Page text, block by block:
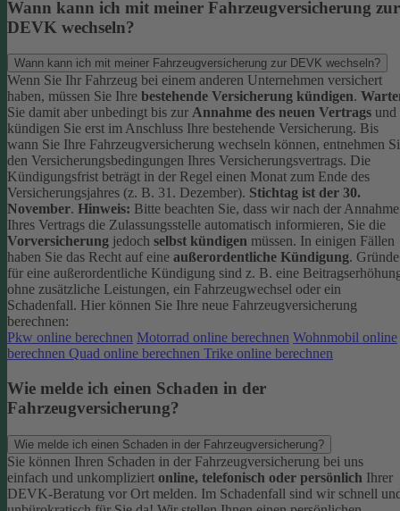
Wann kann ich mit meiner Fahrzeugversicherung zur
DEVK wechseln?
Wann kann ich mit meiner Fahrzeugversicherung zur DEVK wechseln?
Wenn Sie Ihr Fahrzeug bei einem anderen Unternehmen versichert
haben, müssen Sie Ihre bestehende Versicherung kündigen.
Sie damit aber unbedingt bis zur Annahme des neuen Vertrags und
kündigen Sie erst im Anschluss Ihre bestehende Versicherung. Bis
wann Sie Ihre Fahrzeugversicherung wechseln können, entnehmen
den Versicherungsbedingungen Ihres Versicherungsvertrags. Die
Kündigungsfrist beträgt in der Regel einen Monat zum Ende des
Versicherungsjahres (z. B. 31. Dezember). Stichtag ist der 30.
November. Hinweis: Bitte beachten Sie, dass wir nach der Annahme
Ihres Vertrags die Zulassungsstelle automatisch informieren, Sie die
Vorversicherung jedoch selbst kündigen müssen. In einigen Fällen
haben Sie das Recht auf eine außerordentliche Kündigung. Gründe
für eine außerordentliche Kündigung sind z. B. eine
ohne zusätzliche Leistungen, ein Fahrzeugwechsel oder ein
Schadenfall. Hier können Sie Ihre neue Fahrzeugversicherung
berechnen:
Pkw online berechnen Motorrad online berechnen Wohnmobil online
berechnen Quad online berechnen Trike online berechnen
Wie melde ich einen Schaden in der
Fahrzeugversicherung?
Wie melde ich einen Schaden in der Fahrzeugversicherung?
Sie können Ihren Schaden in der Fahrzeugversicherung bei uns
einfach und unkompliziert online, telefonisch oder persönlich Ihrer
DEVK-Beratung vor Ort melden. Im Schadenfall sind wir schnell